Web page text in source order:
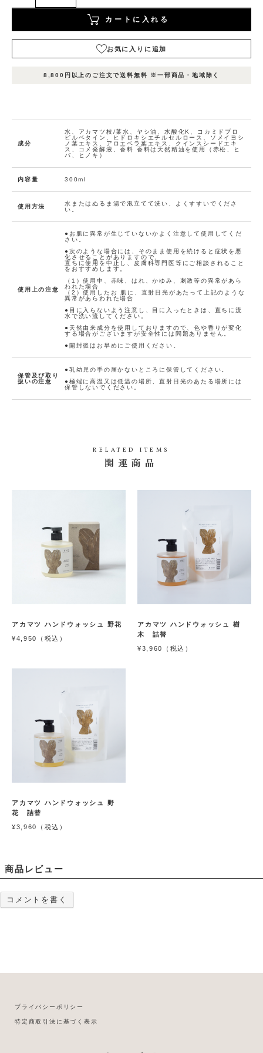
カートに入れる
お気に入りに追加
示
在庫
状況
在庫
数
13
に
入
れ
る
に
に
追
加
(0人)
8,800円以上のご注文で送料無料 ※一部商品・地域除く
成分
水、アカマツ枝/葉水、ヤシ油、水酸化K、コカミドプロ
ピルベタイン、ヒドロキシエチルセルロース、ソメイヨシ
ノ葉エキス、アロエベラ葉エキス、クインスシードエキ
ス、コメ発酵液、香料 香料は天然精油を使用（赤松、ヒ
バ、ヒノキ）
内容量 300ml
使用方法
水またはぬるま湯で泡立てて洗い、よくすすいでくださ
い。
使用上の注意
●お肌に異常が生じていないかよく注意して使用してくだ
さい。
●次のような場合には、そのまま使用を続けると症状を悪
化させることがありますので、
直ちに使用を中止し、皮膚科専門医等にご相談されること
をおすすめします。
（1）使用中、赤味、はれ、かゆみ、刺激等の異常があら
われた場合
（2）使用したお 肌に、直射日光があたって上記のような
異常があらわれた場合
●目に入らないよう注意し、目に入ったときは、直ちに流
水で洗い流してください。
●天然由来成分を使用しておりますので、色や香りが変化
する場合がございますが安全性には問題ありません。
●開封後はお早めにご使用ください。
保管及び取り
扱いの注意
●乳幼児の手の届かないところに保管してください。
●極端に高温又は低温の場所、直射日光のあたる場所には
保管しないでください。
RELATED ITEMS
関連商品
アカマツ ハンドウォッシュ 野花
¥4,950（税込）
アカマツ ハンドウォッシュ 樹
木 詰替
¥3,960（税込）
アカマツ ハンドウォッシュ 野
花 詰替
¥3,960（税込）
商品レビュー
コメントを書く
プライバシーポリシー
特定商取引法に基づく表示